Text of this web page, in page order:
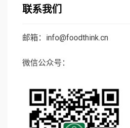
联系我们
邮箱：info@foodthink.cn
微信公众号：